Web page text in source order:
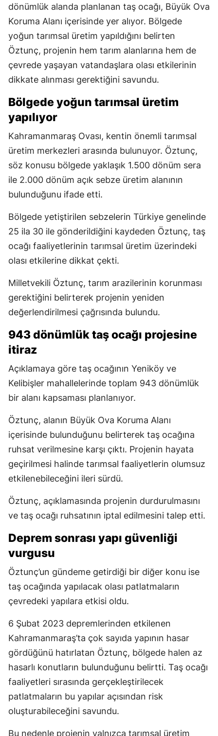
dönümlük alanda planlanan taş ocağı, Büyük Ova
Koruma Alanı içerisinde yer alıyor. Bölgede
yoğun tarımsal üretim yapıldığını belirten
Öztunç, projenin hem tarım alanlarına hem de
çevrede yaşayan vatandaşlara olası etkilerinin
dikkate alınması gerektiğini savundu.
Bölgede yoğun tarımsal üretim
yapılıyor
Kahramanmaraş Ovası, kentin önemli tarımsal
üretim merkezleri arasında bulunuyor. Öztunç,
söz konusu bölgede yaklaşık 1.500 dönüm sera
ile 2.000 dönüm açık sebze üretim alanının
bulunduğunu ifade etti.
Bölgede yetiştirilen sebzelerin Türkiye genelinde
25 ila 30 ile gönderildiğini kaydeden Öztunç, taş
ocağı faaliyetlerinin tarımsal üretim üzerindeki
olası etkilerine dikkat çekti.
Milletvekili Öztunç, tarım arazilerinin korunması
gerektiğini belirterek projenin yeniden
değerlendirilmesi çağrısında bulundu.
943 dönümlük taş ocağı projesine
itiraz
Açıklamaya göre taş ocağının Yeniköy ve
Kelibişler mahallelerinde toplam 943 dönümlük
bir alanı kapsaması planlanıyor.
Öztunç, alanın Büyük Ova Koruma Alanı
içerisinde bulunduğunu belirterek taş ocağına
ruhsat verilmesine karşı çıktı. Projenin hayata
geçirilmesi halinde tarımsal faaliyetlerin olumsuz
etkilenebileceğini ileri sürdü.
Öztunç, açıklamasında projenin durdurulmasını
ve taş ocağı ruhsatının iptal edilmesini talep etti.
Deprem sonrası yapı güvenliği
vurgusu
Öztunç’un gündeme getirdiği bir diğer konu ise
taş ocağında yapılacak olası patlatmaların
çevredeki yapılara etkisi oldu.
6 Şubat 2023 depremlerinden etkilenen
Kahramanmaraş’ta çok sayıda yapının hasar
gördüğünü hatırlatan Öztunç, bölgede halen az
hasarlı konutların bulunduğunu belirtti. Taş ocağı
faaliyetleri sırasında gerçekleştirilecek
patlatmaların bu yapılar açısından risk
oluşturabileceğini savundu.
Bu nedenle projenin yalnızca tarımsal üretim